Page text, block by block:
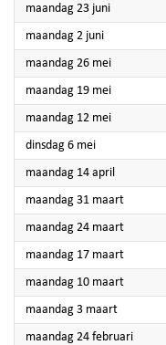
maandag 23 juni2025
maandag 2 juni2025
maandag 26 mei2025
maandag 19 mei2025
maandag 12 mei2025
dinsdag 6 mei2025
maandag 14 april
maandag 31 maart2025
maandag 24 maart2025
maandag 17 maart2025
maandag 10 maart2025
maandag 3 maart2025
maandag 24 februari2025